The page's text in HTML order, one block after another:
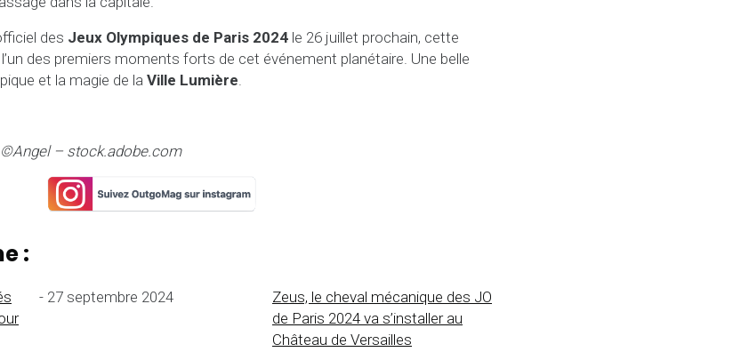
des Jeux Olympiques de Paris 2024 le 26 juillet prochain, cette
des premiers moments forts de cet événement planétaire. Une belle
et la magie de la Ville Lumière.
– stock.adobe.com
:
- 27 septembre 2024
Zeus, le cheval mécanique des JO
de Paris 2024 va s’installer au
Château de Versailles